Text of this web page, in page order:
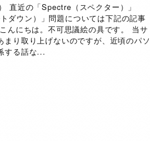
直近の「Spectre（スペクター）」
ダウン）」問題については下記の記事
んにちは。不可思議絵の具です。 当サ
まり取り上げないのですが、近頃のパソ
する話な...